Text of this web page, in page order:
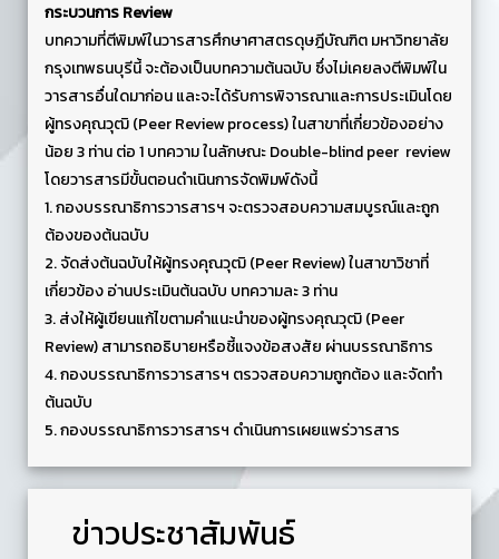
กระบวนการReview
บทความที่ตีพิมพ์ในวารสารศึกษาศาสตรดุษฎีบัณฑิต มหาวิทยาลัย
กรุงเทพธนบุรีนี้ จะต้องเป็นบทความต้นฉบับ ซึ่งไม่เคยลงตีพิมพ์ใน
วารสารอื่นใดมาก่อน และจะได้รับการพิจารณาและการประเมินโดย
ผู้ทรงคุณวุฒิ (Peer Review process) ในสาขาที่เกี่ยวข้องอย่าง
น้อย 3 ท่าน ต่อ 1 บทความ ในลักษณะ Double-blind peer review
โดยวารสารมีขั้นตอนดำเนินการจัดพิมพ์ดังนี้
1. กองบรรณาธิการวารสารฯ จะตรวจสอบความสมบูรณ์และถูก
ต้องของต้นฉบับ
2. จัดส่งต้นฉบับให้ผู้ทรงคุณวุฒิ (Peer Review) ในสาขาวิชาที่
เกี่ยวข้อง อ่านประเมินต้นฉบับ บทความละ 3 ท่าน
3. ส่งให้ผู้เขียนแก้ไขตามคำแนะนำของผู้ทรงคุณวุฒิ (Peer
Review) สามารถอธิบายหรือชี้แจงข้อสงสัย ผ่านบรรณาธิการ
4. กองบรรณาธิการวารสารฯ ตรวจสอบความถูกต้อง และจัดทำ
ต้นฉบับ
5. กองบรรณาธิการวารสารฯ ดำเนินการเผยแพร่วารสาร
ข่าวประชาสัมพันธ์